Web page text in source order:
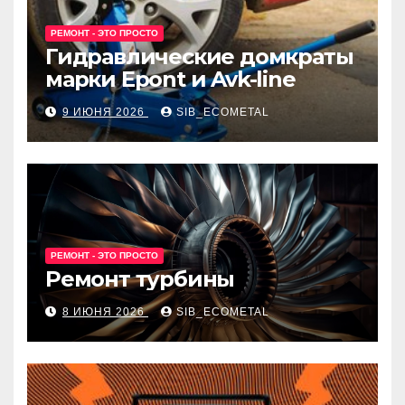
РЕМОНТ - ЭТО ПРОСТО
Гидравлические домкраты
марки Epont и Avk-line
9 ИЮНЯ 2026 SIB_ECOMETAL
РЕМОНТ - ЭТО ПРОСТО
Ремонт турбины
8 ИЮНЯ 2026 SIB_ECOMETAL